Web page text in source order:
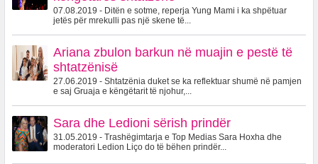
07.08.2019 - Ditën e sotme, reperja Yung Mami i ka shpëtuar
jetës për mrekulli pas një skene të...
Ariana zbulon barkun në muajin e pestë të
shtatzënisë
27.06.2019 - Shtatzënia duket se ka reflektuar shumë në pamjen
e saj Gruaja e këngëtarit të njohur,...
Sara dhe Ledioni sërish prindër
31.05.2019 - Trashëgimtarja e Top Medias Sara Hoxha dhe
moderatori Ledion Liço do të bëhen prindër...